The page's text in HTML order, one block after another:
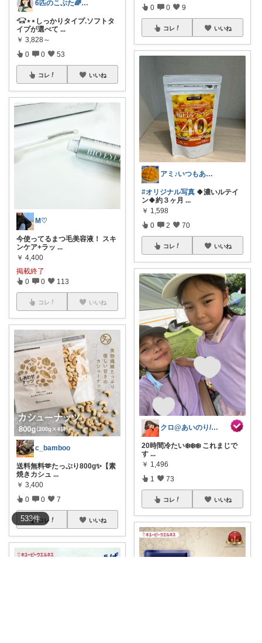
533件
6匹のこぶた🌈今月もよろしくꕤ︎︎
𓃟⋆⋆しっかりタイプ.ソフトタ
イプが選べて ...
￥ 3,828～
0 0 53
コレ いいね
M♡
今使ってるまつ毛美容液！ スキ
ンケア+ラッ ...
￥ 4,400
掲載終了
0 0 113
コレ いいね
c_bamboo
送料無料🫶たっぷり800g✨【素
焼きカシュ ...
￥ 3,400
0 0 7
コレ いいね
0 0 9
コレ いいね
アミ♪いつもありがとうございます💕
#オリジナル写真 🍀濃いルテイ
ン🍀約３ヶ月 ...
￥ 1,598
0 2 70
コレ いいね
クロ@あいのり/161cm 着痩せ命
20時間冷たい❄️❄️❄️ これまじで
す ...
￥ 1,496
1 73
コレ いいね